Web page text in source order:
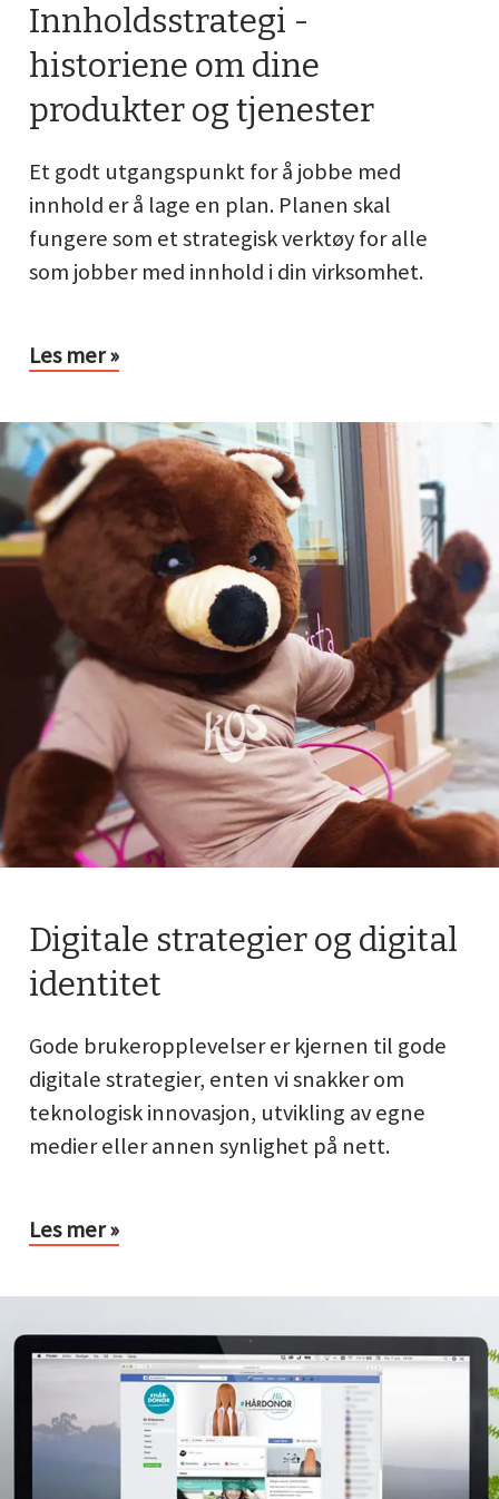
Innholdsstrategi -
historiene om dine
produkter og tjenester
Et godt utgangspunkt for å jobbe med
innhold er å lage en plan. Planen skal
fungere som et strategisk verktøy for alle
som jobber med innhold i din virksomhet.
Les mer »
Digitale strategier og digital
identitet
Gode brukeropplevelser er kjernen til gode
digitale strategier, enten vi snakker om
teknologisk innovasjon, utvikling av egne
medier eller annen synlighet på nett.
Les mer »